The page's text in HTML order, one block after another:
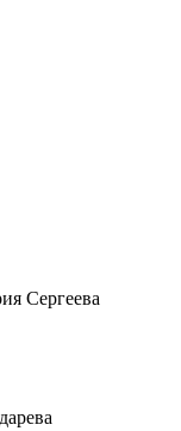
Сергеева